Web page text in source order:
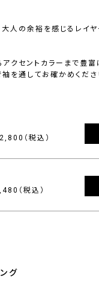
大人の余裕を感じるレイヤ
クセントカラーまで豊富
を通してお確かめくださ
（税込）
（税込）
グ